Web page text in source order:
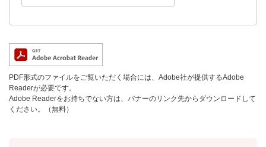
PDF形式のファイルをご覧いただく場合には、Adobe社が提供するAdobe
Readerが必要です。
Adobe Readerをお持ちでない方は、バナーのリンク先からダウンロードして
ください。（無料）